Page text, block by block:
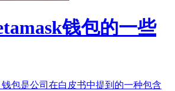
钱包的一些
包是公司在白皮书中提到的一种包含